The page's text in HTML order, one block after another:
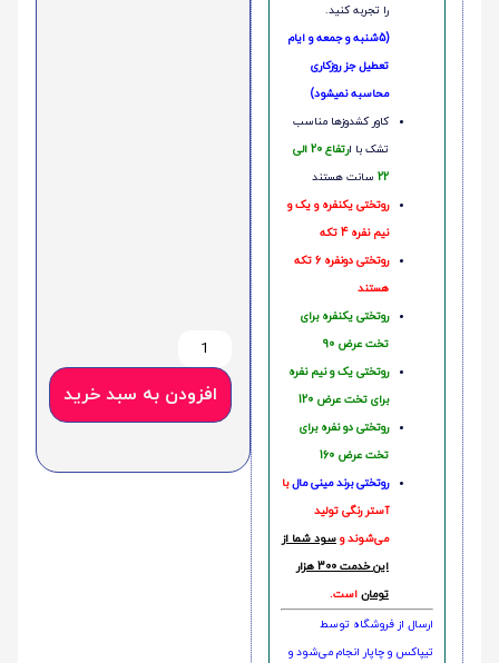
را تجربه کنید.
(5شنبه و جمعه و ایام
تعطیل جز روزکاری
محاسبه نمیشود)
کاور کشدوزها مناسب
تشک با ا
رتفاع 20 الی
22 سانت هستند
روتختی یکنفره و یک و
نیم نفره 4 تکه
روتختی دونفره 6 تکه
هستند
روتختی یکنفره برای
تخت عرض 90
روتختی یک و نیم نفره
برای تخت عرض 120
روتختی دو نفره برای
تخت عرض 160
روتختی‌ برند مینی مالبا
آستر رنگی تولید
می‌شوند و سود شما از
این خدمت 300 هزار
تومان است.
ارسال از فروشگاه توسط
تیپاکس و چاپار انجام می‌شود و
افزودن به سبد خرید